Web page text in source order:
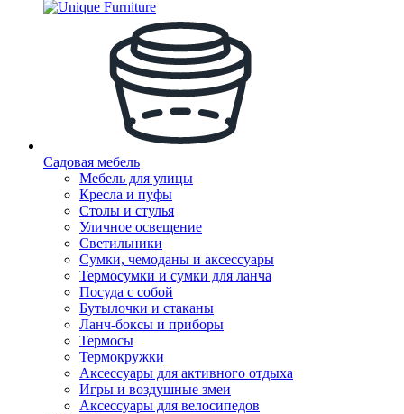
Садовая мебель
Мебель для улицы
Кресла и пуфы
Столы и стулья
Уличное освещение
Светильники
Сумки, чемоданы и аксессуары
Термосумки и сумки для ланча
Посуда с собой
Бутылочки и стаканы
Ланч-боксы и приборы
Термосы
Термокружки
Аксессуары для активного отдыха
Игры и воздушные змеи
Аксессуары для велосипедов